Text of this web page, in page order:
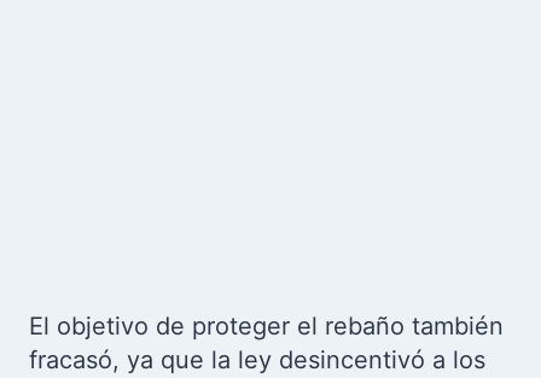
El objetivo de proteger el rebaño también
fracasó, ya que la ley desincentivó a los